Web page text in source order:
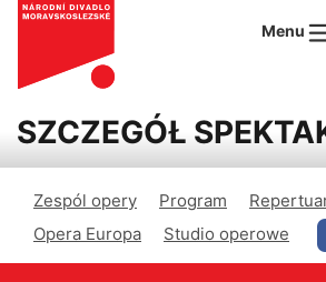
Menu
SZCZEGÓŁ
Zespól opery Program
Opera Europa
Studio operowe